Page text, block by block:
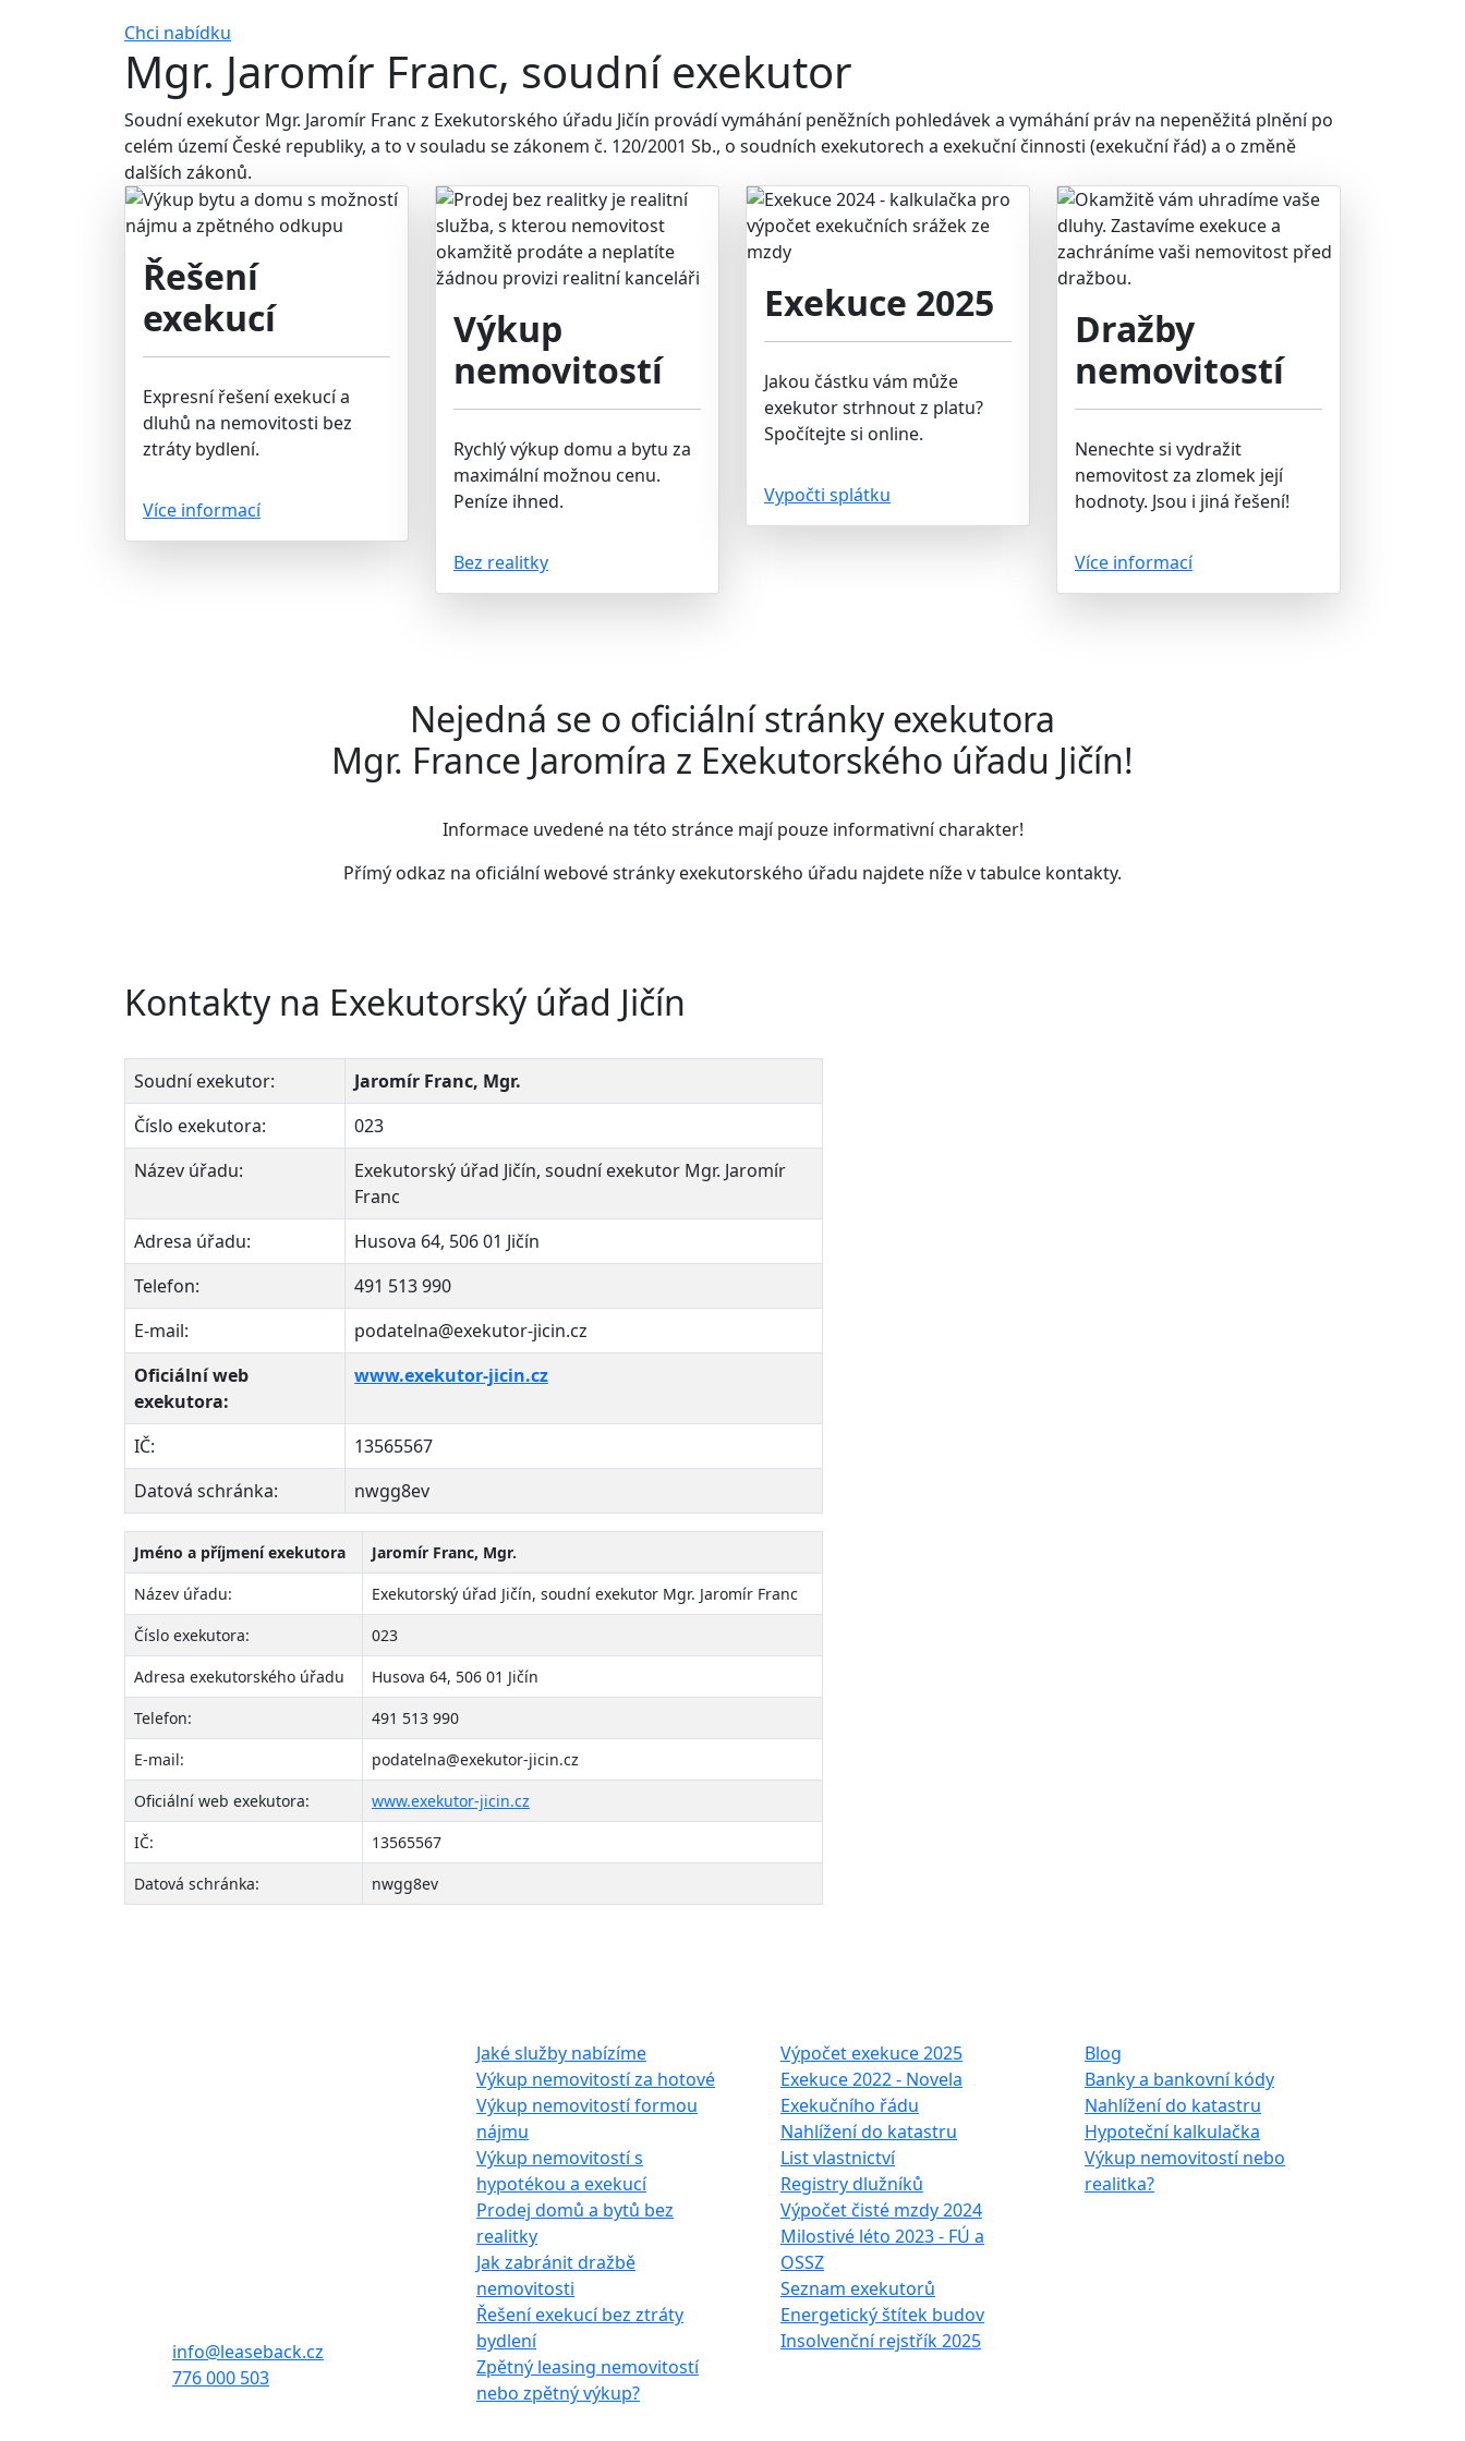
Chci nabídku
Mgr. Jaromír Franc, soudní exekutor
Soudní exekutor Mgr. Jaromír Franc z Exekutorského úřadu Jičín provádí vymáhání peněžních pohledávek a vymáhání práv na nepeněžitá plnění po
celém území České republiky, a to v souladu se zákonem č. 120/2001 Sb., o soudních exekutorech a exekuční činnosti (exekuční řád) a o změně
dalších zákonů.
Řešení
exekucí
Expresní řešení exekucí a
dluhů na nemovitosti bez
ztráty bydlení.
Více informací
Výkup
nemovitostí
Rychlý výkup domu a bytu za
maximální možnou cenu.
Peníze ihned.
Bez realitky
Exekuce 2025
Jakou částku vám může
exekutor strhnout z platu?
Spočítejte si online.
Vypočti splátku
Dražby
nemovitostí
Nenechte si vydražit
nemovitost za zlomek její
hodnoty. Jsou i jiná řešení!
Více informací
Nejedná se o oficiální stránky exekutora
Mgr. France Jaromíra z Exekutorského úřadu Jičín!
Informace uvedené na této stránce mají pouze informativní charakter!
Přímý odkaz na oficiální webové stránky exekutorského úřadu najdete níže v tabulce kontakty.
Kontakty na Exekutorský úřad Jičín
Soudní exekutor:
Jaromír Franc, Mgr.
Číslo exekutora:
023
Název úřadu:
Exekutorský úřad Jičín, soudní exekutor Mgr. Jaromír
Franc
Adresa úřadu:
Husova 64, 506 01 Jičín
Telefon:
491 513 990
E-mail:
podatelna@exekutor-jicin.cz
Oficiální web
exekutora:
www.exekutor-jicin.cz
IČ:
13565567
Datová schránka:
nwgg8ev
Jméno a příjmení exekutora
Jaromír Franc, Mgr.
Název úřadu:
Exekutorský úřad Jičín, soudní exekutor Mgr. Jaromír Franc
Číslo exekutora:
023
Adresa exekutorského úřadu
Husova 64, 506 01 Jičín
Telefon:
491 513 990
E-mail:
podatelna@exekutor-jicin.cz
Oficiální web exekutora:
www.exekutor-jicin.cz
IČ:
13565567
Datová schránka:
nwgg8ev
info@leaseback.cz
776 000 503
Jaké služby nabízíme
Výkup nemovitostí za hotové
Výkup nemovitostí formou
nájmu
Výkup nemovitostí s
hypotékou a exekucí
Prodej domů a bytů bez
realitky
Jak zabránit dražbě
nemovitosti
Řešení exekucí bez ztráty
bydlení
Zpětný leasing nemovitostí
nebo zpětný výkup?
Výpočet exekuce 2025
Exekuce 2022 - Novela
Exekučního řádu
Nahlížení do katastru
List vlastnictví
Registry dlužníků
Výpočet čisté mzdy 2024
Milostivé léto 2023 - FÚ a
OSSZ
Seznam exekutorů
Energetický štítek budov
Insolvenční rejstřík 2025
Blog
Banky a bankovní kódy
Nahlížení do katastru
Hypoteční kalkulačka
Výkup nemovitostí nebo
realitka?